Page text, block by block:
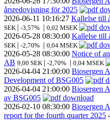
årsredovisning för 2025
2026-06-11 10:16:27 Kallelse till
SEK | -3,57% | 0,02 MSEK
2026-05-28 08:30:00 Kallelse till
SEK | -2,70% | 0,04 MSEK
2026-05-28 08:30:00 Notice of
AB 9,00 SEK | -2,70% | 0,04 MSEK
2026-04-04 21:00:00 Biosergen
Development of BSG005
2026-04-04 21:00:00 Biosergen
av BSG005
2026-02-10 08:30:00 Biosergen
report for the fourth quarter 2025